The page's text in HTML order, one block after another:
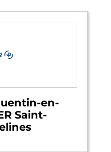
en-
Saint-